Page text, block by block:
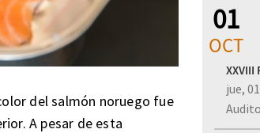
del salmón noruego fue
A pesar de esta
01
OCT
XXVIII
jue,